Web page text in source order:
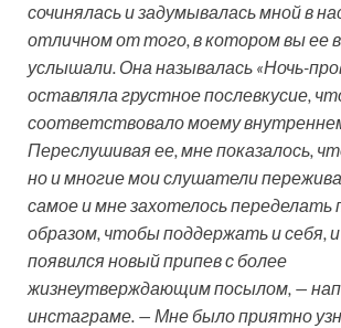
сочинялась и задумывалась мной в
отличном от того, в котором вы ее
услышали. Она называлась «Ночь-
оставляла грустное послевкусие,
соответствовало моему
Переслушивая ее, мне показалось,
но и многие мои слушатели
самое и мне захотелось
образом, чтобы поддержать и себя,
появился новый припев с более
жизнеутверждающим посылом, —
инстаграме. — Мне было приятно